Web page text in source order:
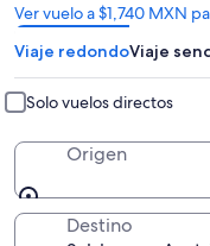
Ver vuelo a $1,740 MXN
Se
abrirá
en
una
nueva
ventana
Viaje redondoViaje
Solo vuelos directos
Origen
Destino